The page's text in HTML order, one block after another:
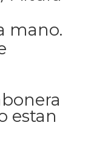
mano.
estan